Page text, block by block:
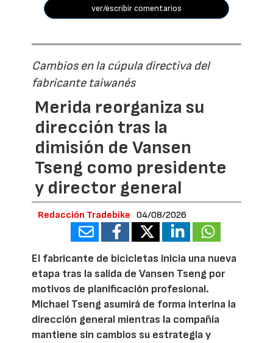
ver/escribir comentarios
Cambios en la cúpula directiva del
fabricante taiwanés
Merida reorganiza su
dirección tras la
dimisión de Vansen
Tseng como presidente
y director general
Redacción Tradebike 04/08/2026
El fabricante de bicicletas inicia una nueva
etapa tras la salida de Vansen Tseng por
motivos de planificación profesional.
Michael Tseng asumirá de forma interina la
dirección general mientras la compañía
mantiene sin cambios su estrategia y